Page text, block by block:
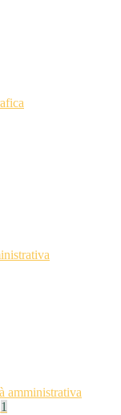
amministrativa
1